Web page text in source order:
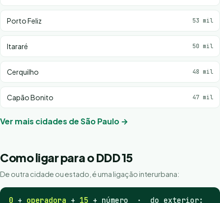
Porto Feliz 53 mil
Itararé 50 mil
Cerquilho 48 mil
Capão Bonito 47 mil
Ver mais cidades de São Paulo →
Como ligar para o DDD 15
De outra cidade ou estado, é uma ligação interurbana:
0 + operadora + 15 + número · do exterior: